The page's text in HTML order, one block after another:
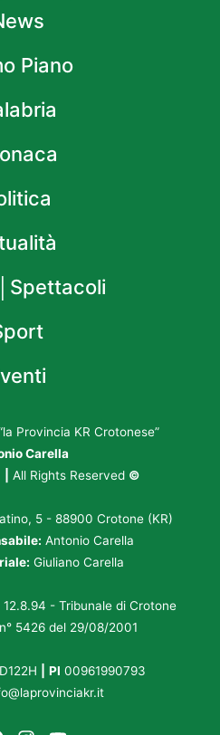
Piano
Provincia KR Crotonese”
Carella
All Rights Reserved ©
5 - 88900 Crotone (KR)
Antonio Carella
Giuliano Carella
12.8.94 - Tribunale di Crotone
5426 del 29/08/2001
PI 00961990793